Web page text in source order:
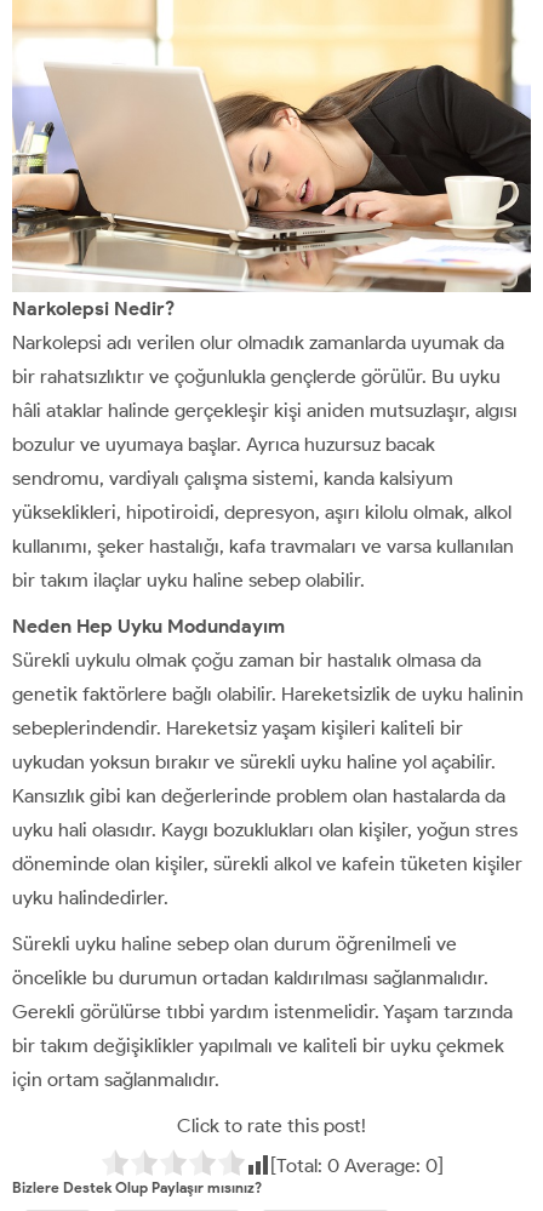
Narkolepsi Nedir?
Narkolepsi adı verilen olur olmadık zamanlarda uyumak da
bir rahatsızlıktır ve çoğunlukla gençlerde görülür. Bu uyku
hâli ataklar halinde gerçekleşir kişi aniden mutsuzlaşır, algısı
bozulur ve uyumaya başlar. Ayrıca huzursuz bacak
sendromu, vardiyalı çalışma sistemi, kanda kalsiyum
yükseklikleri, hipotiroidi, depresyon, aşırı kilolu olmak, alkol
kullanımı, şeker hastalığı, kafa travmaları ve varsa kullanılan
bir takım ilaçlar uyku haline sebep olabilir.
Neden Hep Uyku Modundayım
Sürekli uykulu olmak çoğu zaman bir hastalık olmasa da
genetik faktörlere bağlı olabilir. Hareketsizlik de uyku halinin
sebeplerindendir. Hareketsiz yaşam kişileri kaliteli bir
uykudan yoksun bırakır ve sürekli uyku haline yol açabilir.
Kansızlık gibi kan değerlerinde problem olan hastalarda da
uyku hali olasıdır. Kaygı bozuklukları olan kişiler, yoğun stres
döneminde olan kişiler, sürekli alkol ve kafein tüketen kişiler
uyku halindedirler.
Sürekli uyku haline sebep olan durum öğrenilmeli ve
öncelikle bu durumun ortadan kaldırılması sağlanmalıdır.
Gerekli görülürse tıbbi yardım istenmelidir. Yaşam tarzında
bir takım değişiklikler yapılmalı ve kaliteli bir uyku çekmek
için ortam sağlanmalıdır.
Click to rate this post!
[Total: 0Average: 0]
Bizlere Destek Olup Paylaşır mısınız?